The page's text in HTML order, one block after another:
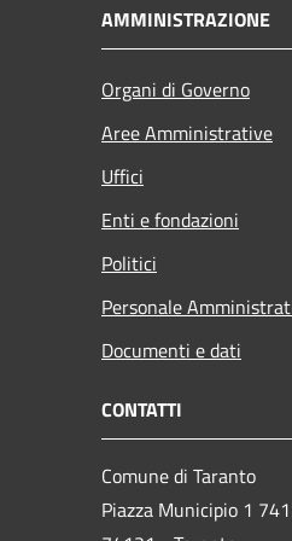
AMMINISTRAZIONE
Organi di Governo
Aree Amministrative
Uffici
Enti e fondazioni
Politici
Personale
Documenti e dati
CONTATTI
Comune di Taranto
Piazza Municipio 1